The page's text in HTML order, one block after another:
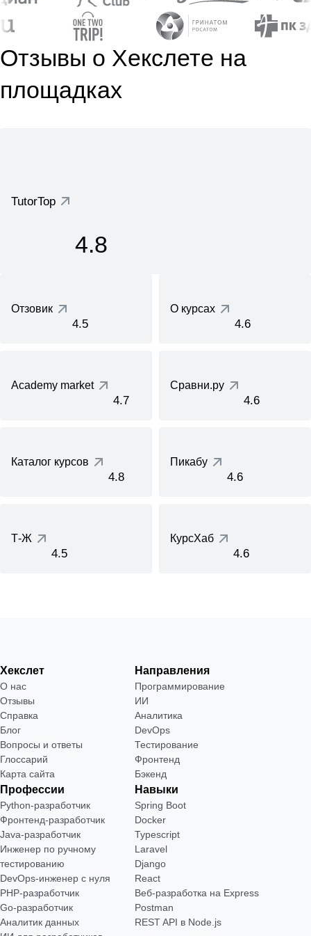
Отзывы о Хекслете на
площадках
TutorTop
4.8
Отзовик
4.5
О курсах
4.6
Academy market
4.7
Сравни.ру
4.6
Каталог курсов
4.8
Пикабу
4.6
Т-Ж
4.5
КурсХаб
4.6
Хекслет
О нас
Отзывы
Справка
Блог
Вопросы и ответы
Глоссарий
Карта сайта
Направления
Программирование
ИИ
Аналитика
DevOps
Тестирование
Фронтенд
Бэкенд
Профессии
Python-разработчик
Фронтенд-разработчик
Java-разработчик
Инженер по ручному
тестированию
DevOps-инженер с нуля
РНР-разработчик
Go-разработчик
Аналитик данных
Навыки
Spring Boot
Docker
Typescript
Laravel
Django
React
Веб-разработка на Express
Postman
REST API в Node.js